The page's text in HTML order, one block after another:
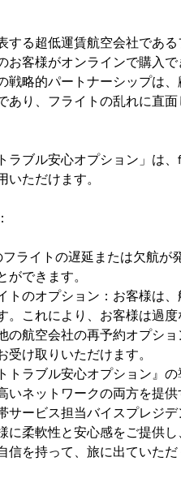
する超低運賃航空会社であ
お客様がオンラインで購入
戦略的パートナーシップは
あり、フライトの乱れに直
ラブル安心オプション」は
いただけます。
ライトの遅延または欠航が
ができます。
トのオプション：お客様は
。これにより、お客様は過
の航空会社の再予約オプシ
受け取りいただけます。
トラブル安心オプション』
いネットワークの両方を提
サービス担当バイスプレジ
に柔軟性と安心感をご提供
信を持って、旅に出ていただ